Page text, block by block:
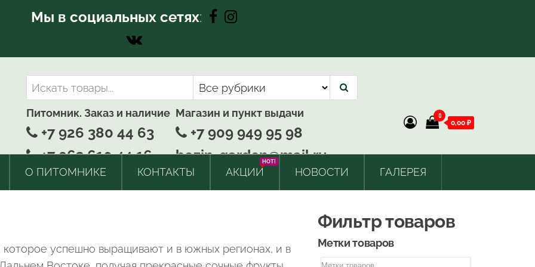
Мы в социальных сетях:
Питомник. Заказ и наличие
+7 926 380 44 63
+7 963 610 44 16
Магазин и пункт выдачи
+7 909 949 95 98
bozin-garden@mail.ru
0
0,00 ₽
О ПИТОМНИКЕ КОНТАКТЫ АКЦИИ
HOT!
НОВОСТИ ГАЛЕРЕЯ
успешно выращивают и в южных регионах, и в
Фильтр товаров
Метки товаров